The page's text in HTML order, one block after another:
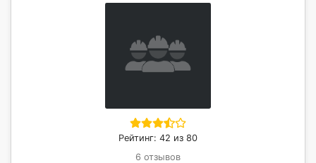
Рейтинг: 42 из 80
6 отзывов